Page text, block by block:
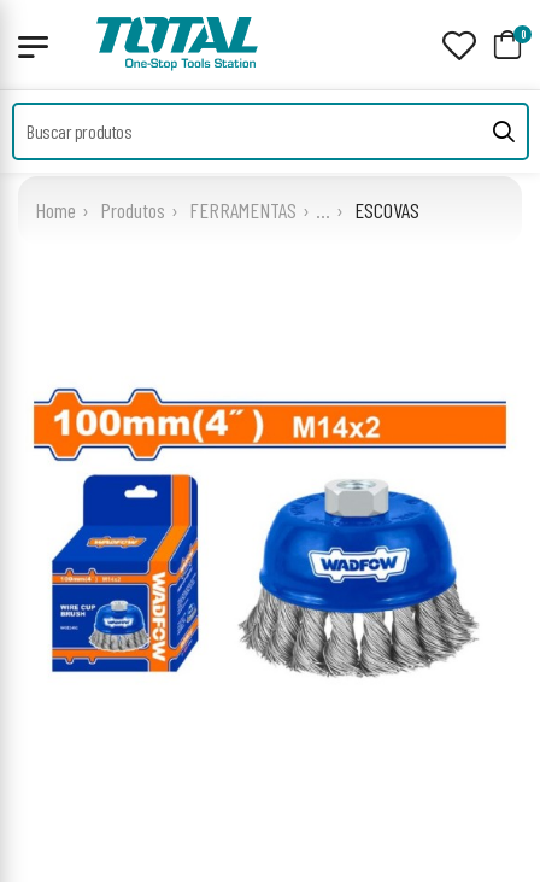
0
Home Produtos FERRAMENTAS ... ESCOVAS